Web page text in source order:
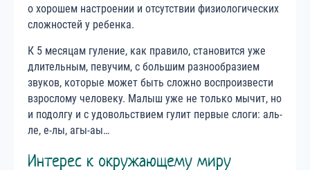
о хорошем настроении и отсутствии физиологических
сложностей у ребенка.
К 5 месяцам гуление, как правило, становится уже
длительным, певучим, с большим разнообразием
звуков, которые может быть сложно воспроизвести
взрослому человеку. Малыш уже не только мычит, но
и подолгу и с удовольствием гулит первые слоги: аль-
ле, е-лы, агы-аы…
Интерес к окружающему миру